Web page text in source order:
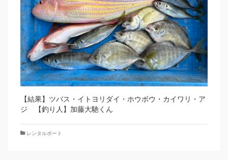
【結果】ツバス・イトヨリダイ・ホウボウ・カイワリ・ア
ジ 【釣り人】加藤大馳くん
レンタルボート